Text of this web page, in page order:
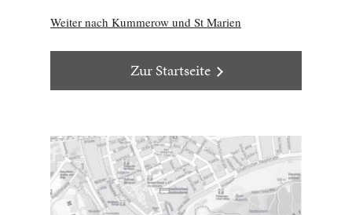
Weiter nach Kummerow und St Marien
Zur Startseite